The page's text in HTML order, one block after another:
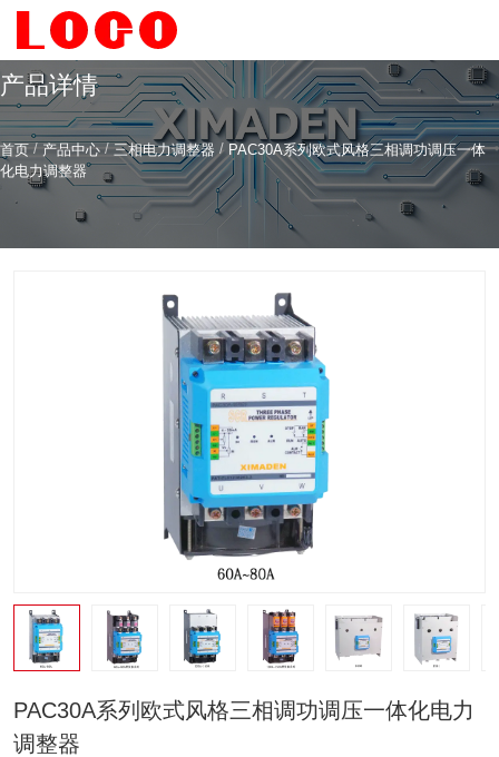
希曼顿科技专注研发与制造
全系列工业级交流固态继电器（SSR）、一体化电力调整
产品详情
首页 / 产品中心 /三相电力调整器 / PAC30A系列欧式风格三相调功调压一体
化电力调整器
PAC30A系列欧式风格三相调功调压一体化电力
调整器